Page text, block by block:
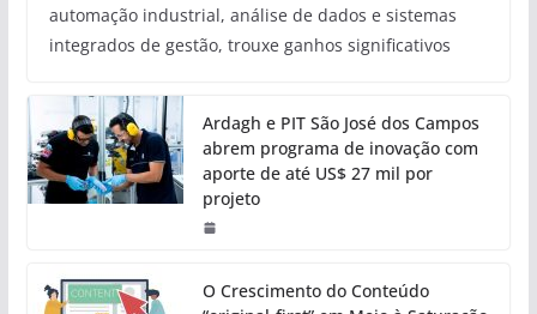
automação industrial, análise de dados e sistemas
integrados de gestão, trouxe ganhos significativos
Ardagh e PIT São José dos Campos
abrem programa de inovação com
aporte de até US$ 27 mil por
projeto
O Crescimento do Conteúdo